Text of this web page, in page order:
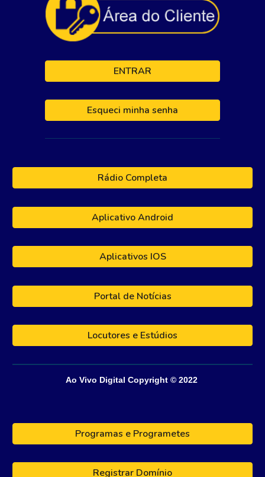
ENTRAR
Esqueci minha senha
Rádio Completa
Aplicativo Android
Aplicativos IOS
Portal de Notícias
Locutores e Estúdios
Ao Vivo Digital Copyright © 2022
Programas e Programetes
Registrar Domínio